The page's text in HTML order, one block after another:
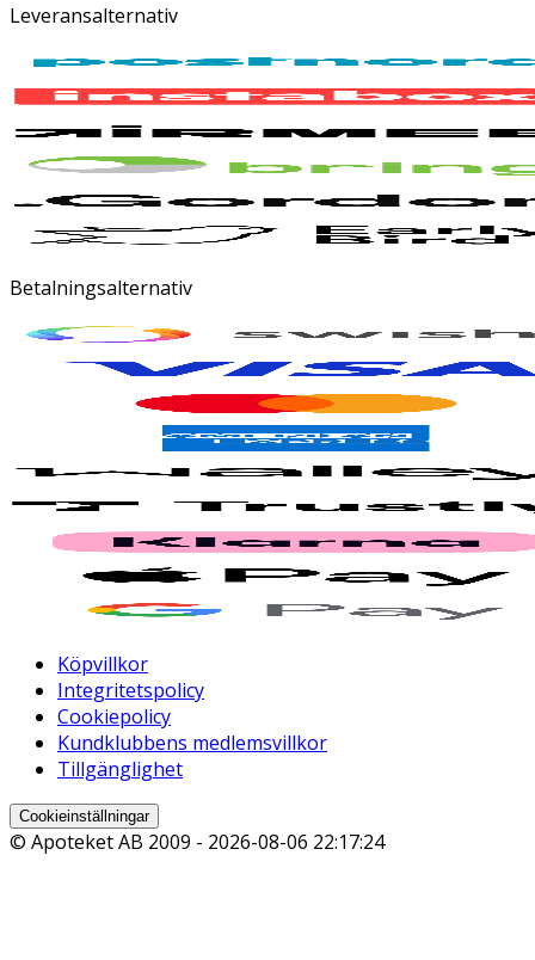
Leveransalternativ
Betalningsalternativ
Köpvillkor
Integritetspolicy
Cookiepolicy
Kundklubbens medlemsvillkor
Tillgänglighet
Cookieinställningar
© Apoteket AB 2009 - 2026-08-06 22:17:24